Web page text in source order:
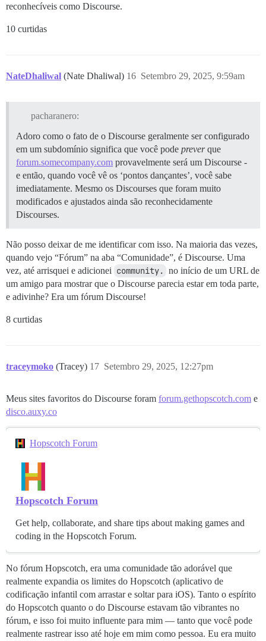
reconhecíveis como Discourse.
10 curtidas
NateDhaliwal (Nate Dhaliwal) Setembro 29, 2025, 9:59am
16
pacharanero:
Adoro como o fato de o Discourse geralmente ser configurado
em um subdomínio significa que você pode preverque
forum.somecompany.com provavelmente será um Discourse -
e então, quando você vê os ‘pontos dançantes’, você sabe
imediatamente. Mesmo os Discourses que foram muito
modificados e ajustados ainda são reconhecidamente
Discourses.
Não posso deixar de me identificar com isso. Na maioria das vezes,
quando vejo “Fórum” na aba “Comunidade”, é Discourse. Uma
vez, até arrisquei e adicionei community. no início de um URL de
um amigo para mostrar que o Discourse parecia estar em toda parte,
e adivinhe? Era um fórum Discourse!
8 curtidas
traceymoko (Tracey) Setembro 29, 2025, 12:27pm
17
Meus sites favoritos do Discourse foram forum.gethopscotch.com e
disco.auxy.co
Hopscotch Forum
Hopscotch Forum
Get help, collaborate, and share tips about making games and
coding in the Hopscotch Forum.
No fórum Hopscotch, era uma comunidade tão adorável que
realmente expandia os limites do Hopscotch (aplicativo de
codificação infantil com arrastar e soltar para iOS). Tanto o espírito
do Hopscotch quanto o do Discourse estavam tão vibrantes no
fórum, e isso foi muito influente para mim — tanto que você pode
realmente rastrear isso até hoje em mim como pessoa. Eu era muito